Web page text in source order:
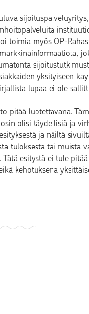
toimia myös OP-
yksityiseen
lupaa ei ole
pitää luotettavana.
olisi täydellisiä ja
ja näiltä
tuloksesta tai muista
esitystä ei tule pitää
kehotuksena